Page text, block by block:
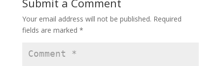
o
k
n
Your email address will not be published. Required
fields are marked *